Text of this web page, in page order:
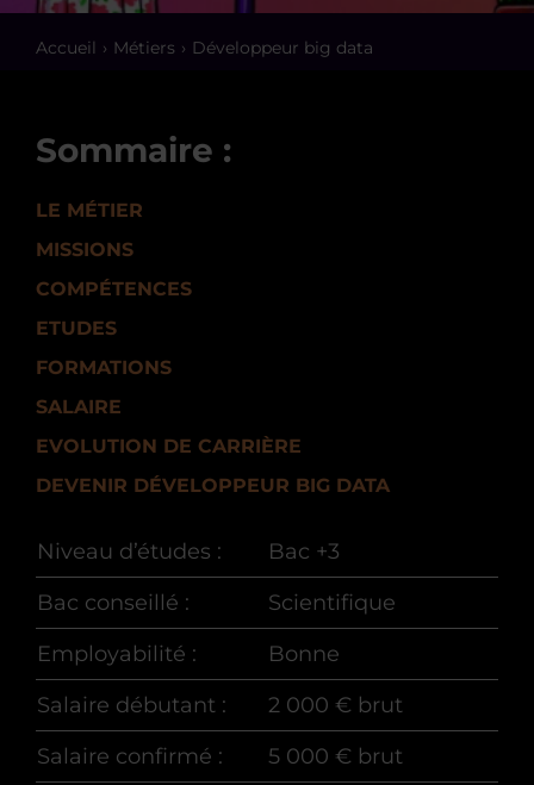
Accueil Métiers Développeur big data
Sommaire :
LE MÉTIER
MISSIONS
COMPÉTENCES
ETUDES
FORMATIONS
SALAIRE
EVOLUTION DE CARRIÈRE
DEVENIR DÉVELOPPEUR BIG DATA
Niveau d’études :
Bac +3
Bac conseillé :
Scientifique
Employabilité :
Bonne
Salaire débutant :
2 000 € brut
Salaire confirmé :
5 000 € brut